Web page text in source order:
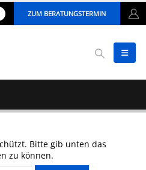
ZUM BERATUNGSTERMIN
Bitte gib unten das
zu können.